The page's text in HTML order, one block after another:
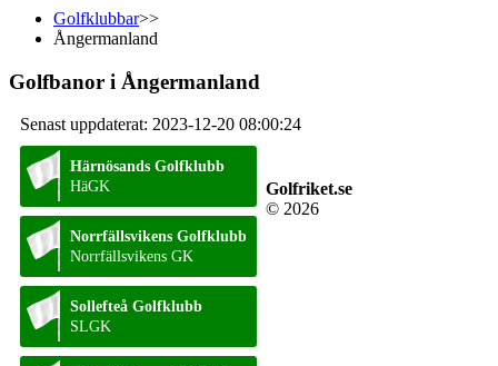
Golfklubbar>>
Ångermanland
Golfbanor i Ångermanland
Senast uppdaterat: 2023-12-20 08:00:24
Härnösands Golfklubb
HäGK
Norrfällsvikens Golfklubb
Norrfällsvikens GK
Sollefteå Golfklubb
SLGK
Golfriket.se
© 2026